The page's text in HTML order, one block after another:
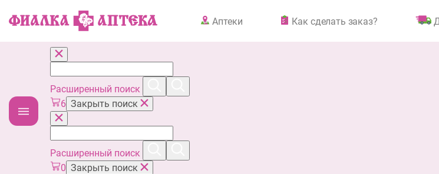
Аптеки Как сделать заказ?
Расширенный поиск
6 Закрыть поиск
Расширенный поиск
0 Закрыть поиск